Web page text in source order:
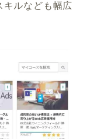
キルなども幅広